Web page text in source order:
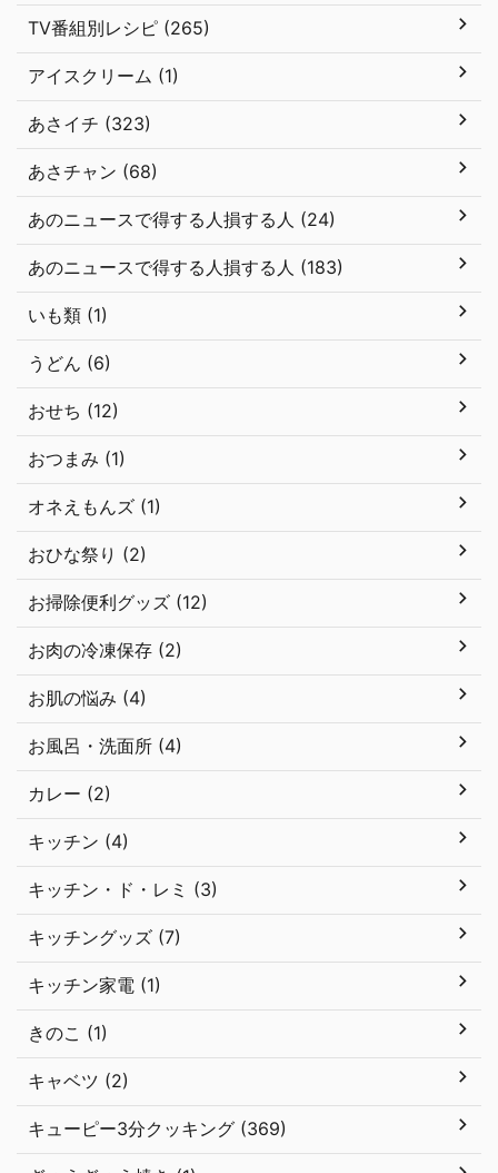
TV番組別レシピ (265)
アイスクリーム (1)
あさイチ (323)
あさチャン (68)
あのニュースで得する人損する人 (24)
あのニュースで得する人損する人 (183)
いも類 (1)
うどん (6)
おせち (12)
おつまみ (1)
オネえもんズ (1)
おひな祭り (2)
お掃除便利グッズ (12)
お肉の冷凍保存 (2)
お肌の悩み (4)
お風呂・洗面所 (4)
カレー (2)
キッチン (4)
キッチン・ド・レミ (3)
キッチングッズ (7)
キッチン家電 (1)
きのこ (1)
キャベツ (2)
キューピー3分クッキング (369)